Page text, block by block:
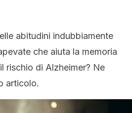
abitudini indubbiamente
che aiuta la memoria
rischio di Alzheimer? Ne
articolo.